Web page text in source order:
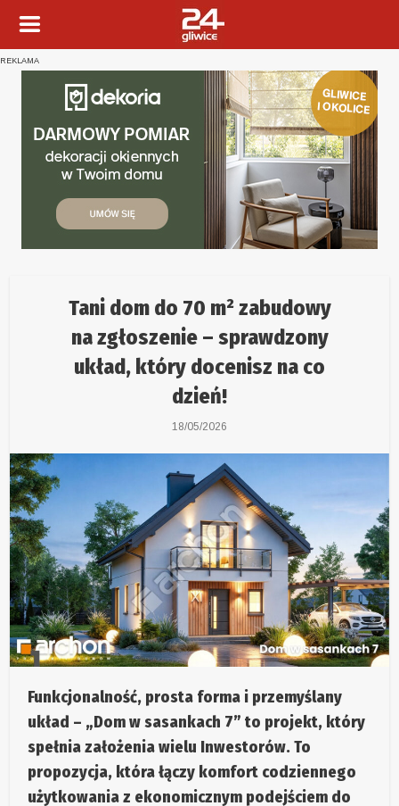
REKLAMA
Tani dom do 70 m² zabudowy
na zgłoszenie – sprawdzony
układ, który docenisz na co
dzień!
18/05/2026
Funkcjonalność, prosta forma i przemyślany
układ – „Dom w sasankach 7” to projekt, który
spełnia założenia wielu Inwestorów. To
propozycja, która łączy komfort codziennego
użytkowania z ekonomicznym podejściem do